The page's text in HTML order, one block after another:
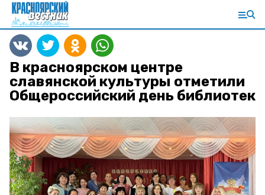
В красноярском центре
славянской культуры отметили
Общероссийский день библиотек